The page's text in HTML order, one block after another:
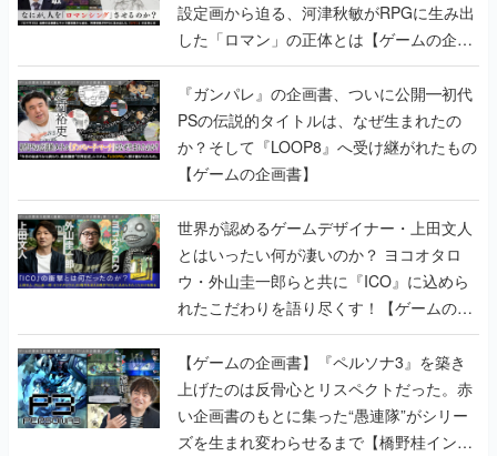
設定画から迫る、河津秋敏がRPGに生み出
した「ロマン」の正体とは【ゲームの企画
書】
『ガンパレ』の企画書、ついに公開━初代
PSの伝説的タイトルは、なぜ生まれたの
か？そして『LOOP8』へ受け継がれたもの
【ゲームの企画書】
世界が認めるゲームデザイナー・上田文人
とはいったい何が凄いのか？ ヨコオタロ
ウ・外山圭一郎らと共に『ICO』に込めら
れたこだわりを語り尽くす！【ゲームの企
画書】
【ゲームの企画書】『ペルソナ3』を築き
上げたのは反骨心とリスペクトだった。赤
い企画書のもとに集った“愚連隊”がシリー
ズを生まれ変わらせるまで【橋野桂インタ